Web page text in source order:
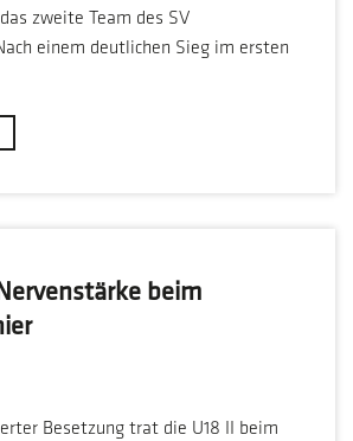
zweite Team des SV
einem deutlichen Sieg im ersten
beim
Besetzung trat die U18 II beim